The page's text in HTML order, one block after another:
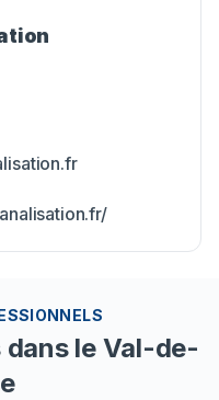
dans le Val-de-